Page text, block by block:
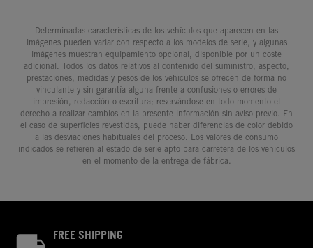
Determinadas características de los vehículos que aparecen en las
imágenes pueden variar con respecto a los modelos de serie, y algunas
imágenes muestran equipamiento opcional, disponible por un coste
adicional. Todos los datos relativos al contenido del suministro, aspecto,
prestaciones, medidas y pesos de los vehículos se ofrecen de forma no
vinculante y sin garantía alguna frente a confusiones o errores de
impresión, redacción o escritura; reservándose en todo momento el
derecho a realizar cambios en la presente información sin aviso previo. En
el caso de superficies revestidas, puede haber diferencias de color debido
a las desviaciones habituales del proceso. Los valores de consumo
indicados se refieren al estado de serie apto para carretera de los vehículos
en el momento de la entrega de fábrica.
FREE SHIPPING